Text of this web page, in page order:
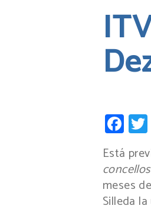
Está
concellos
meses
Silleda